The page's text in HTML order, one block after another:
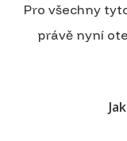
Pro všechny
právě nyní